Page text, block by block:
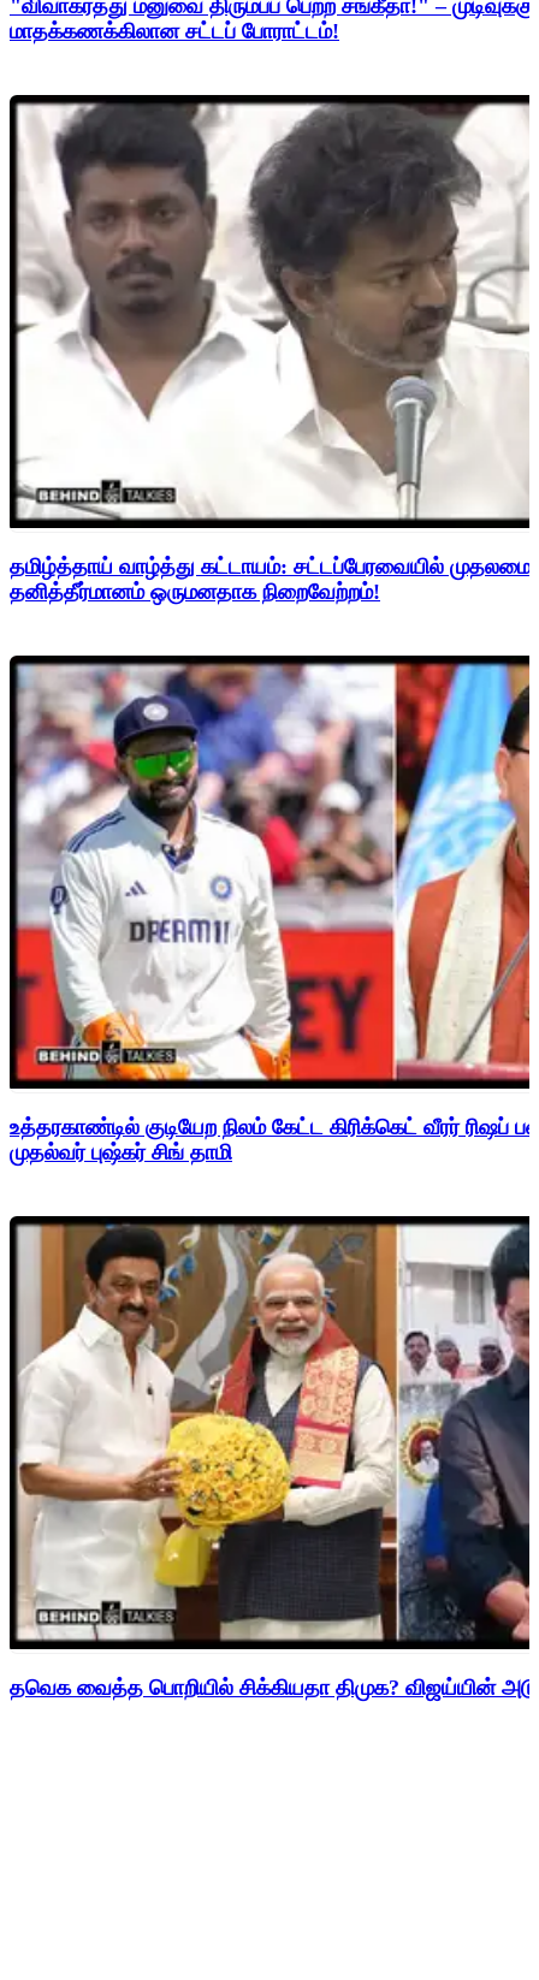
"விவாகரத்து மனுவை திரும்பப் பெற்ற சங்கீதா!" –
மாதக்கணக்கிலான சட்டப் போராட்டம்!
தமிழ்த்தாய் வாழ்த்து கட்டாயம்: சட்டப்பேரவையில்
தனித்தீர்மானம் ஒருமனதாக நிறைவேற்றம்!
உத்தரகாண்டில் குடியேற நிலம் கேட்ட கிரிக்கெட் வீரர்
முதல்வர் புஷ்கர் சிங் தாமி
தவெக வைத்த பொறியில் சிக்கியதா திமுக? விஜய்யின்